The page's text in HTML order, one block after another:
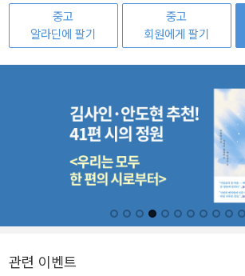
중고
알라딘에 팔기
중고
회원에게 팔기
관련 이벤트